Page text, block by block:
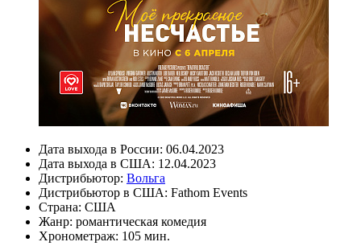
Дата выхода в России: 06.04.2023
Дата выхода в США: 12.04.2023
Дистрибьютор: Вольга
Дистрибьютор в США: Fathom Events
Страна: США
Жанр: романтическая комедия
Хронометраж: 105 мин.